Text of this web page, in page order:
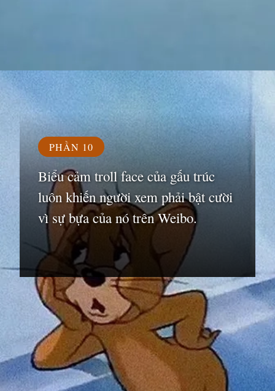
Đang mở https://susach.edu.vn/meme-face
PHẦN 10
Biểu cảm troll face của gấu trúc
luôn khiến người xem phải bật cười
vì sự bựa của nó trên Weibo.